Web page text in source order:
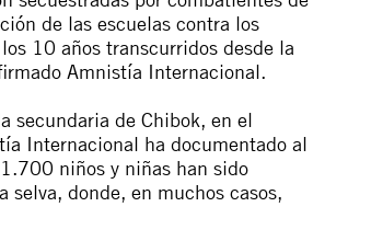
de las escuelas contra los
10 años transcurridos desde la
Amnistía Internacional.
secundaria de Chibok, en el
Internacional ha documentado al
niños y niñas han sido
selva, donde, en muchos casos,